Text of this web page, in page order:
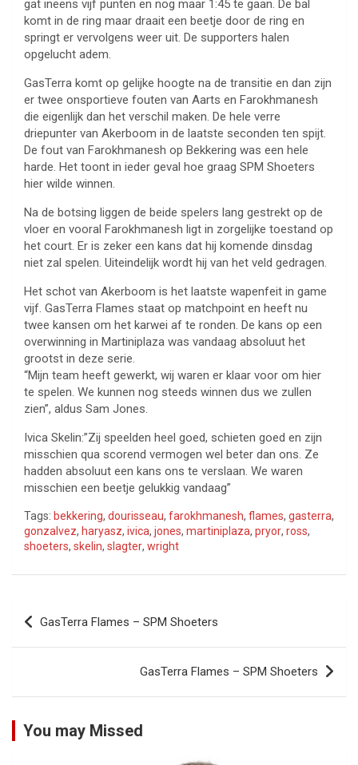
gat ineens vijf punten en nog maar 1:45 te gaan. De bal
komt in de ring maar draait een beetje door de ring en
springt er vervolgens weer uit. De supporters halen
opgelucht adem.
GasTerra komt op gelijke hoogte na de transitie en dan zijn
er twee onsportieve fouten van Aarts en Farokhmanesh
die eigenlijk dan het verschil maken. De hele verre
driepunter van Akerboom in de laatste seconden ten spijt.
De fout van Farokhmanesh op Bekkering was een hele
harde. Het toont in ieder geval hoe graag SPM Shoeters
hier wilde winnen.
Na de botsing liggen de beide spelers lang gestrekt op de
vloer en vooral Farokhmanesh ligt in zorgelijke toestand op
het court. Er is zeker een kans dat hij komende dinsdag
niet zal spelen. Uiteindelijk wordt hij van het veld gedragen.
Het schot van Akerboom is het laatste wapenfeit in game
vijf. GasTerra Flames staat op matchpoint en heeft nu
twee kansen om het karwei af te ronden. De kans op een
overwinning in Martiniplaza was vandaag absoluut het
grootst in deze serie.
“Mijn team heeft gewerkt, wij waren er klaar voor om hier
te spelen. We kunnen nog steeds winnen dus we zullen
zien”, aldus Sam Jones.
Ivica Skelin:”Zij speelden heel goed, schieten goed en zijn
misschien qua scorend vermogen wel beter dan ons. Ze
hadden absoluut een kans ons te verslaan. We waren
misschien een beetje gelukkig vandaag”
Tags: bekkering, dourisseau, farokhmanesh, flames, gasterra,
gonzalvez, haryasz, ivica, jones, martiniplaza, pryor, ross,
shoeters, skelin, slagter, wright
Bericht
navigatie
GasTerra Flames – SPM Shoeters
GasTerra Flames – SPM Shoeters
You may Missed